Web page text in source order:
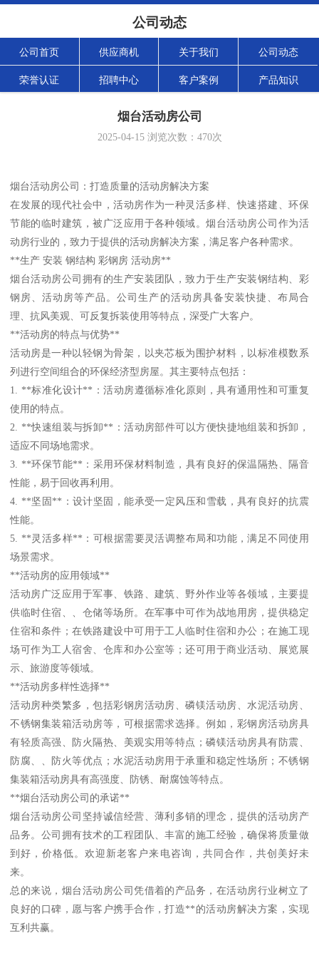
公司动态
公司首页 供应商机 关于我们 公司动态
荣誉认证 招聘中心 客户案例 产品知识
烟台活动房公司
2025-04-15浏览次数： 470次
烟台活动房公司：打造质量的活动房解决方案
在发展的现代社会中，活动房作为一种灵活多样、快速搭建、环保
节能的临时建筑，被广泛应用于各种领域。烟台活动房公司作为活
动房行业的，致力于提供的活动房解决方案，满足客户各种需求。
**生产 安装 钢结构 彩钢房 活动房**
烟台活动房公司拥有的生产安装团队，致力于生产安装钢结构、彩
钢房、活动房等产品。公司生产的活动房具备安装快捷、布局合
理、抗风美观、可反复拆装使用等特点，深受广大客户。
**活动房的特点与优势**
活动房是一种以轻钢为骨架，以夹芯板为围护材料，以标准模数系
列进行空间组合的环保经济型房屋。其主要特点包括：
1. **标准化设计**：活动房遵循标准化原则，具有通用性和可重复
使用的特点。
2. **快速组装与拆卸**：活动房部件可以方便快捷地组装和拆卸，
适应不同场地需求。
3. **环保节能**：采用环保材料制造，具有良好的保温隔热、隔音
性能，易于回收再利用。
4. **坚固**：设计坚固，能承受一定风压和雪载，具有良好的抗震
性能。
5. **灵活多样**：可根据需要灵活调整布局和功能，满足不同使用
场景需求。
**活动房的应用领域**
活动房广泛应用于军事、铁路、建筑、野外作业等各领域，主要提
供临时住宿、、仓储等场所。在军事中可作为战地用房，提供稳定
住宿和条件；在铁路建设中可用于工人临时住宿和办公；在施工现
场可作为工人宿舍、仓库和办公室等；还可用于商业活动、展览展
示、旅游度等领域。
**活动房多样性选择**
活动房种类繁多，包括彩钢房活动房、磷镁活动房、水泥活动房、
不锈钢集装箱活动房等，可根据需求选择。例如，彩钢房活动房具
有轻质高强、防火隔热、美观实用等特点；磷镁活动房具有防震、
防腐、、防火等优点；水泥活动房用于承重和稳定性场所；不锈钢
集装箱活动房具有高强度、防锈、耐腐蚀等特点。
**烟台活动房公司的承诺**
烟台活动房公司坚持诚信经营、薄利多销的理念，提供的活动房产
品务。公司拥有技术的工程团队、丰富的施工经验，确保将质量做
到好，价格低。欢迎新老客户来电咨询，共同合作，共创美好未
来。
总的来说，烟台活动房公司凭借着的产品务，在活动房行业树立了
良好的口碑，愿与客户携手合作，打造**的活动房解决方案，实现
互利共赢。